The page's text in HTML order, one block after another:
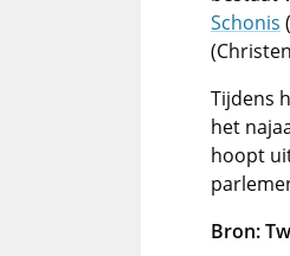
Schonis
Tijdens
het
hoopt
Bron: